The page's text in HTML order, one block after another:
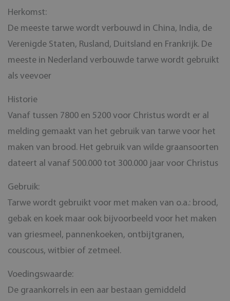
Herkomst:
De meeste tarwe wordt verbouwd in China, India, de
Verenigde Staten, Rusland, Duitsland en Frankrijk. De
meeste in Nederland verbouwde tarwe wordt gebruikt
als veevoer
Historie
Vanaf tussen 7800 en 5200 voor Christus wordt er al
melding gemaakt van het gebruik van tarwe voor het
maken van brood. Het gebruik van wilde graansoorten
dateert al vanaf 500.000 tot 300.000 jaar voor Christus
Gebruik:
Tarwe wordt gebruikt voor met maken van o.a.: brood,
gebak en koek maar ook bijvoorbeeld voor het maken
van griesmeel, pannenkoeken, ontbijtgranen,
couscous, witbier of zetmeel.
Voedingswaarde:
De graankorrels in een aar bestaan gemiddeld